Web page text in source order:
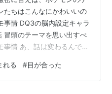
たちはこんなにかわいいの
事情 DQ3の脳内設定キャラ
冒頭のテーマを思い出すぺ
事情 あ、話は変わるんです
ー（現在11月25日午
て。死んじゃうよ？ その
れる #目が合った